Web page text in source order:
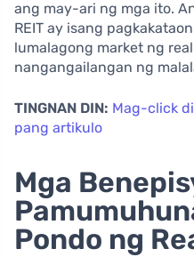
ang may-ari ng mga ito.
REIT ay isang
lumalagong market ng
nangangailangan ng
TINGNAN DIN: Mag-click
pang artikulo
Mga
Pondo ng